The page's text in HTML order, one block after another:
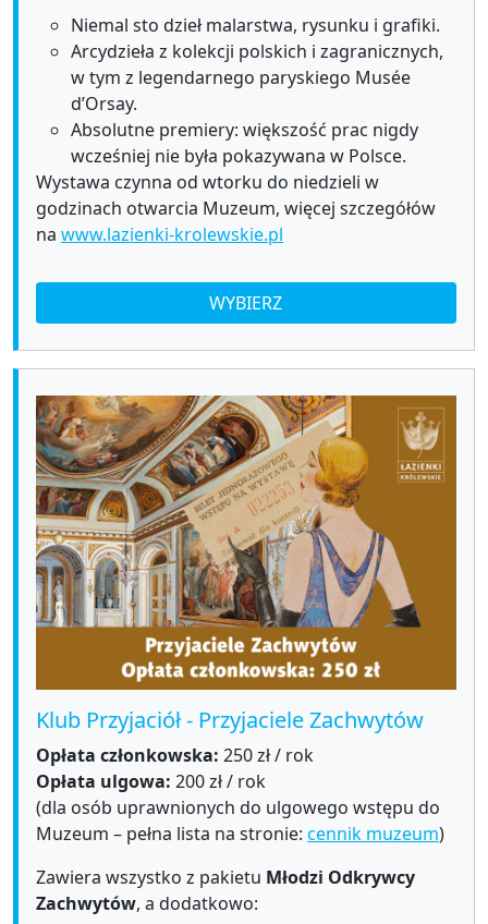
Niemal sto dzieł malarstwa, rysunku i grafiki.
Arcydzieła z kolekcji polskich i zagranicznych,
w tym z legendarnego paryskiego Musée
d’Orsay.
Absolutne premiery: większość prac nigdy
wcześniej nie była pokazywana w Polsce.
Wystawa czynna od wtorku do niedzieli w
godzinach otwarcia Muzeum, więcej szczegółów
na www.lazienki-krolewskie.pl
WYBIERZ
Klub Przyjaciół - Przyjaciele Zachwytów
Opłata członkowska: 250 zł / rok
Opłata ulgowa: 200 zł / rok
(dla osób uprawnionych do ulgowego wstępu do
Muzeum – pełna lista na stronie: cennik muzeum)
Zawiera wszystko z pakietu Młodzi Odkrywcy
Zachwytów, a dodatkowo: